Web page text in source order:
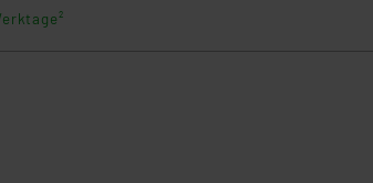
und Elektroinstallationen bis 450 V / 32 A.